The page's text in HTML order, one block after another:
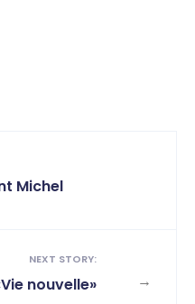
Michel
→
NEXT STORY:
nouvelle»